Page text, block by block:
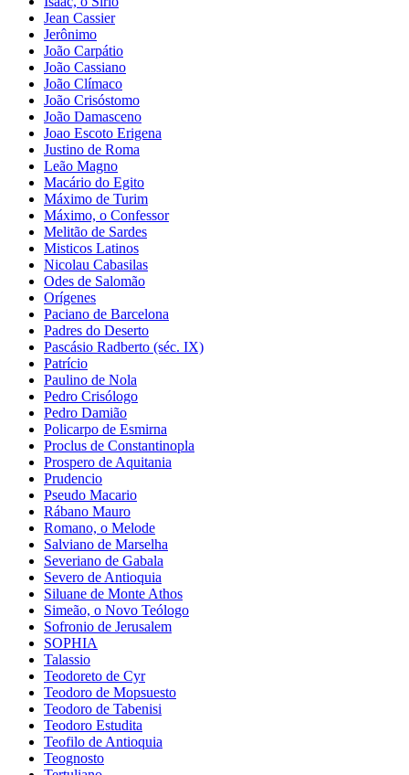
Jean Cassier
Jerônimo
João Carpátio
João Cassiano
João Clímaco
João Crisóstomo
João Damasceno
Joao Escoto Erigena
Justino de Roma
Leão Magno
Macário do Egito
Máximo de Turim
Máximo, o Confessor
Melitão de Sardes
Misticos Latinos
Nicolau Cabasilas
Odes de Salomão
Orígenes
Paciano de Barcelona
Padres do Deserto
Pascásio Radberto (séc. IX)
Patrício
Paulino de Nola
Pedro Crisólogo
Pedro Damião
Policarpo de Esmirna
Proclus de Constantinopla
Prospero de Aquitania
Prudencio
Pseudo Macario
Rábano Mauro
Romano, o Melode
Salviano de Marselha
Severiano de Gabala
Severo de Antioquia
Siluane de Monte Athos
Simeão, o Novo Teólogo
Sofronio de Jerusalem
SOPHIA
Talassio
Teodoreto de Cyr
Teodoro de Mopsuesto
Teodoro de Tabenisi
Teodoro Estudita
Teofilo de Antioquia
Teognosto